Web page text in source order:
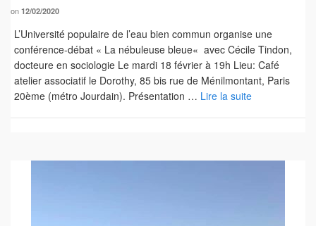
on 12/02/2020
L’Université populaire de l’eau bien commun organise une
conférence-débat « La nébuleuse bleue« avec Cécile Tindon,
docteure en sociologie Le mardi 18 février à 19h Lieu: Café
atelier associatif le Dorothy, 85 bis rue de Ménilmontant, Paris
20ème (métro Jourdain). Présentation … Lire la suite